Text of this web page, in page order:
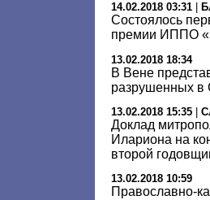
14.02.2018 03:31
Состоялось
премии ИППО
13.02.2018 18:34
В Вене
разрушенных в
13.02.2018 15:35
Доклад
Илариона на
второй
13.02.2018 10:59
Православно-